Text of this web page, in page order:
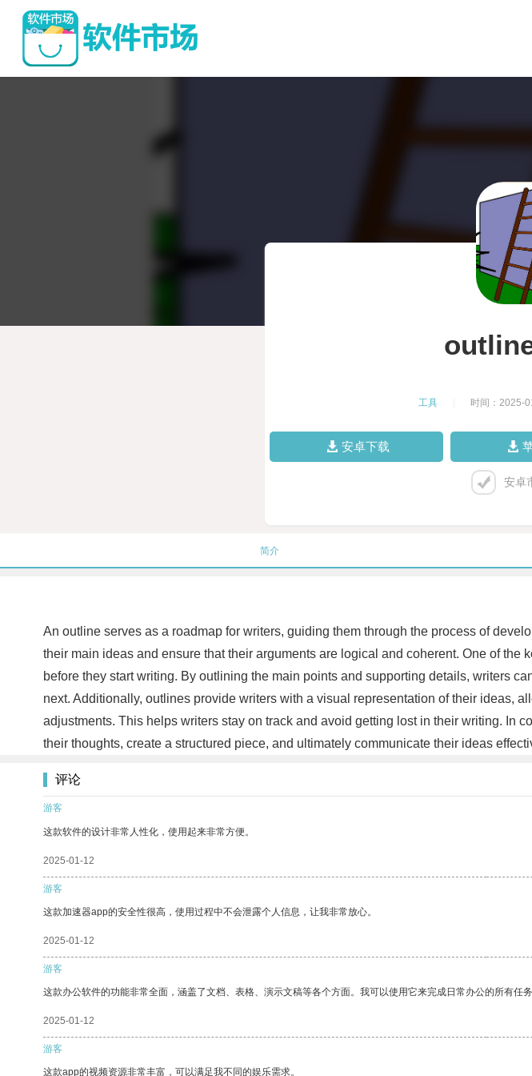
工具 时间：2025-
安卓下载
安卓
简介
An outline serves as a roadmap for writers, guiding them through the process of
their main ideas and ensure that their arguments are logical and coherent. One of
before they start writing. By outlining the main points and supporting details, writers
next. Additionally, outlines provide writers with a visual representation of their ideas,
adjustments. This helps writers stay on track and avoid getting lost in their writing. In
their thoughts, create a structured piece, and ultimately communicate their ideas
评论
游客
这款软件的设计非常人性化，使用起来非常方便。
2025-01-12
游客
这款加速器app的安全性很高，使用过程中不会泄露个人信息，让我非常放心。
2025-01-12
游客
这款办公软件的功能非常全面，涵盖了文档、表格、演示文稿等各个方面。我可以使用它来完成日常办公的所有任务
2025-01-12
游客
这款app的视频资源非常丰富，可以满足我不同的娱乐需求。